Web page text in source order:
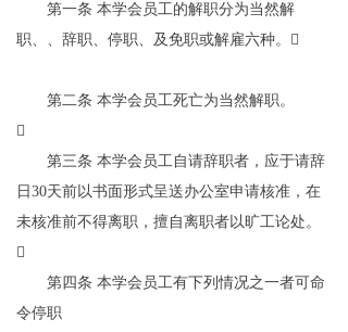
第一条 本学会员工的解职分为当然解
职、、辞职、停职、及免职或解雇六种。

第二条 本学会员工死亡为当然解职。

第三条 本学会员工自请辞职者，应于请辞
日 30天前以书面形式呈送办公室申请核准，在
未核准前不得离职，擅自离职者以旷工论处。

第四条 本学会员工有下列情况之一者可命
令停职